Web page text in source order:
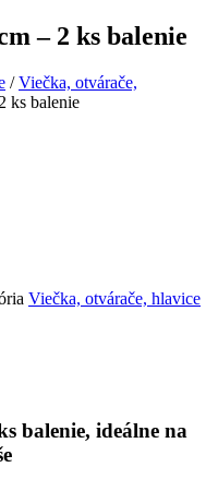
– 2 ks balenie
/Viečka, otvárače,
ks balenie
Viečka, otvárače, hlavice
balenie, ideálne na